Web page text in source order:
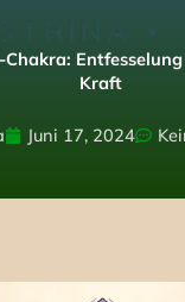
Kraft
Juni 17, 2024